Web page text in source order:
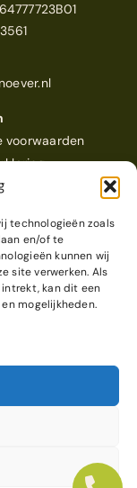
technologieën zoals
en/of te
kunnen wij
site verwerken. Als
kan dit een
mogelijkheden.
voorwaarden